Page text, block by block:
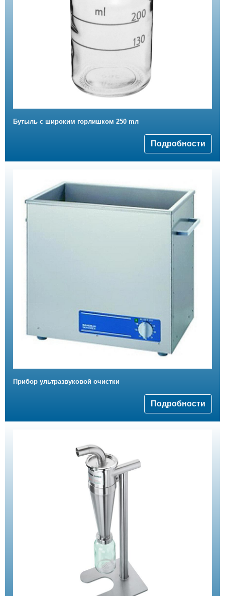
Бутыль с широким горлишком 250 mл
Подробности
Прибор ультразвуковой очистки
Подробности